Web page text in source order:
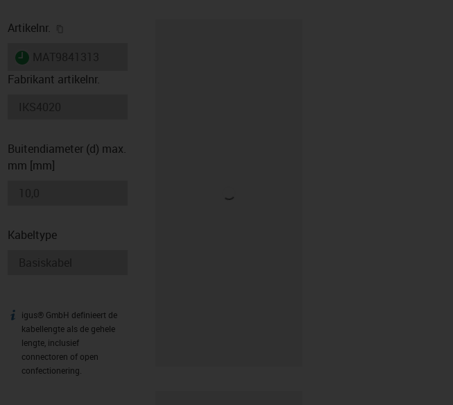
Artikelnr.
igus-icon-lieferzeit
Fabrikant artikelnr.
Buitendiameter (d) max.
mm [mm]
Kabeltype
igus-icon-info
igus® GmbH definieert de
kabellengte als de gehele
lengte, inclusief
connectoren of open
confectionering.